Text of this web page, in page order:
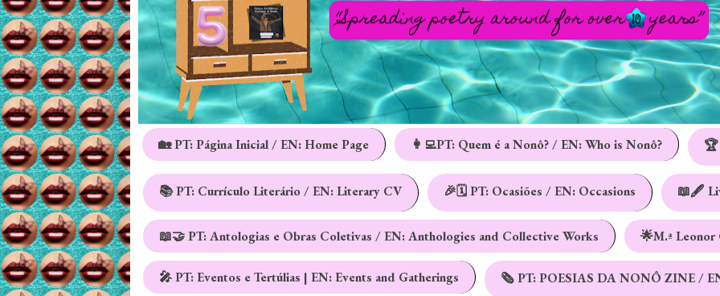
🏡 PT: Página Inicial / EN: Home Page 👩‍💻PT: Quem é a Nonô? / EN: Who is Nonô?
📚 PT: Currículo Literário / EN: Literary CV 🎉🗓️ PT: Ocasiões / EN: Occasions 📖🖋️
📖🤝 PT: Antologias e Obras Coletivas / EN: Anthologies and Collective Works 🌟M.ª
🎤 PT: Eventos e Tertúlias | EN: Events and Gatherings 🗞️ PT: POESIAS DA NONÔ ZINE /